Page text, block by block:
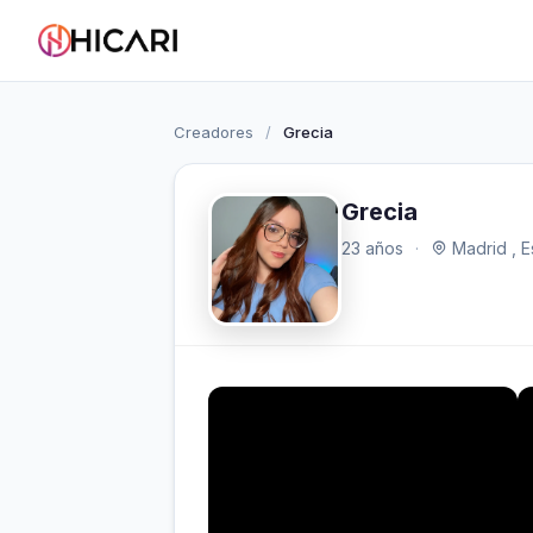
Creadores / Grecia
Grecia
23 años · Madrid ,